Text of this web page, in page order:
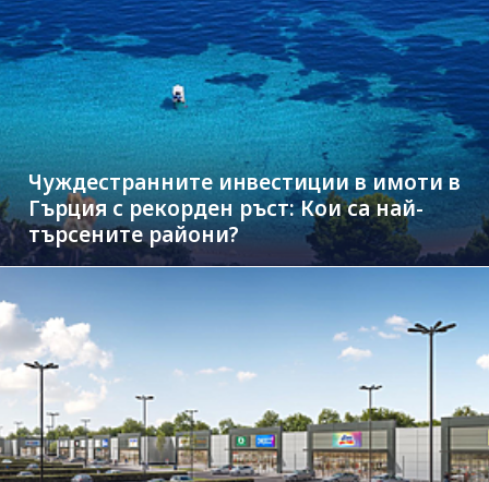
Чуждестранните инвестиции в имоти в
Гърция с рекорден ръст: Кои са най-
търсените райони?